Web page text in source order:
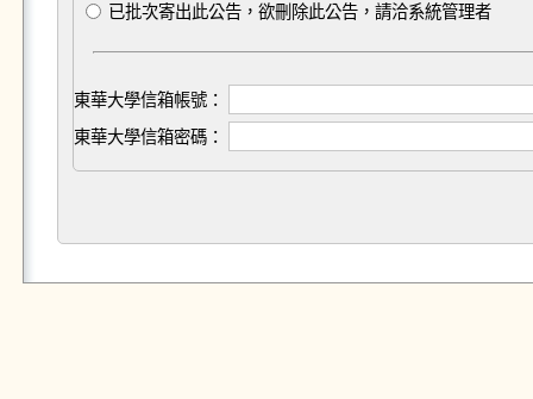
已批次寄出此公告，欲刪除此公告，請洽系統管理者
東華大學信箱帳號：
東華大學信箱密碼：